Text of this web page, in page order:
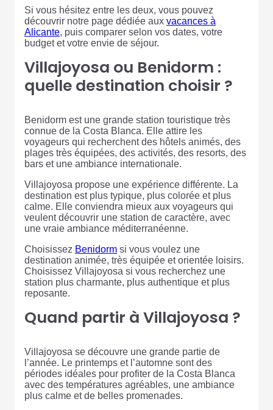
Si vous hésitez entre les deux, vous pouvez
découvrir notre page dédiée aux vacances à
Alicante, puis comparer selon vos dates, votre
budget et votre envie de séjour.
Villajoyosa ou Benidorm :
quelle destination choisir ?
Benidorm est une grande station touristique très
connue de la Costa Blanca. Elle attire les
voyageurs qui recherchent des hôtels animés, des
plages très équipées, des activités, des resorts, des
bars et une ambiance internationale.
Villajoyosa propose une expérience différente. La
destination est plus typique, plus colorée et plus
calme. Elle conviendra mieux aux voyageurs qui
veulent découvrir une station de caractère, avec
une vraie ambiance méditerranéenne.
Choisissez Benidorm si vous voulez une
destination animée, très équipée et orientée loisirs.
Choisissez Villajoyosa si vous recherchez une
station plus charmante, plus authentique et plus
reposante.
Quand partir à Villajoyosa ?
Villajoyosa se découvre une grande partie de
l’année. Le printemps et l’automne sont des
périodes idéales pour profiter de la Costa Blanca
avec des températures agréables, une ambiance
plus calme et de belles promenades.